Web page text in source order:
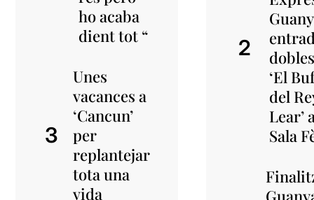
ho acaba
dient tot “
Unes
vacances a
‘Cancun’
per
replantejar
tota una
vida
‘El
del
Lear’
Sala